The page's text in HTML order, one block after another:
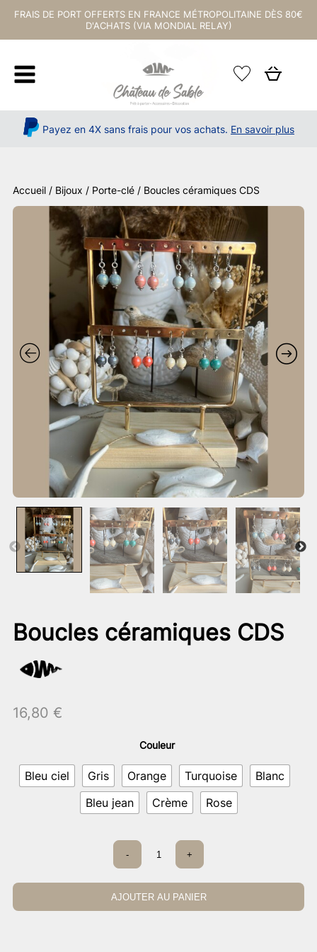
FRAIS DE PORT OFFERTS EN FRANCE MÉTROPOLITAINE DÈS 80€
D'ACHATS (VIA MONDIAL RELAY)
Payez en 4X sans frais pour vos achats. En savoir plus
Accueil / Bijoux / Porte-clé / Boucles céramiques CDS
Boucles céramiques CDS
16,80 €
Couleur
Bleu ciel Gris Orange Turquoise
Blanc
Bleu jean
Crème Rose
quantité
Boucles
céramiques
CDS
- +
AJOUTER AU PANIER